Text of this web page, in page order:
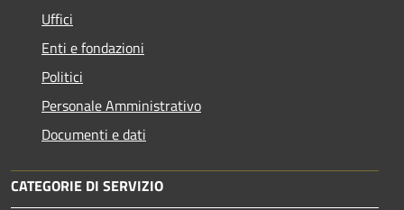
Uffici
Enti e fondazioni
Politici
Personale Amministrativo
Documenti e dati
CATEGORIE DI SERVIZIO